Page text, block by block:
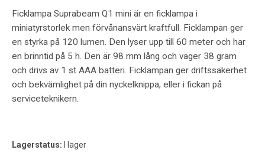
Ficklampa Suprabeam Q1 mini är en ficklampa i
miniatyrstorlek men förvånansvärt kraftfull. Ficklampan ger
en styrka på 120 lumen. Den lyser upp till 60 meter och har
en brinntid på 5 h. Den är 98 mm lång och väger 38 gram
och drivs av 1 st AAA batteri. Ficklampan ger driftssäkerhet
och bekvämlighet på din nyckelknippa, eller i fickan på
serviceteknikern.
Lagerstatus: I lager